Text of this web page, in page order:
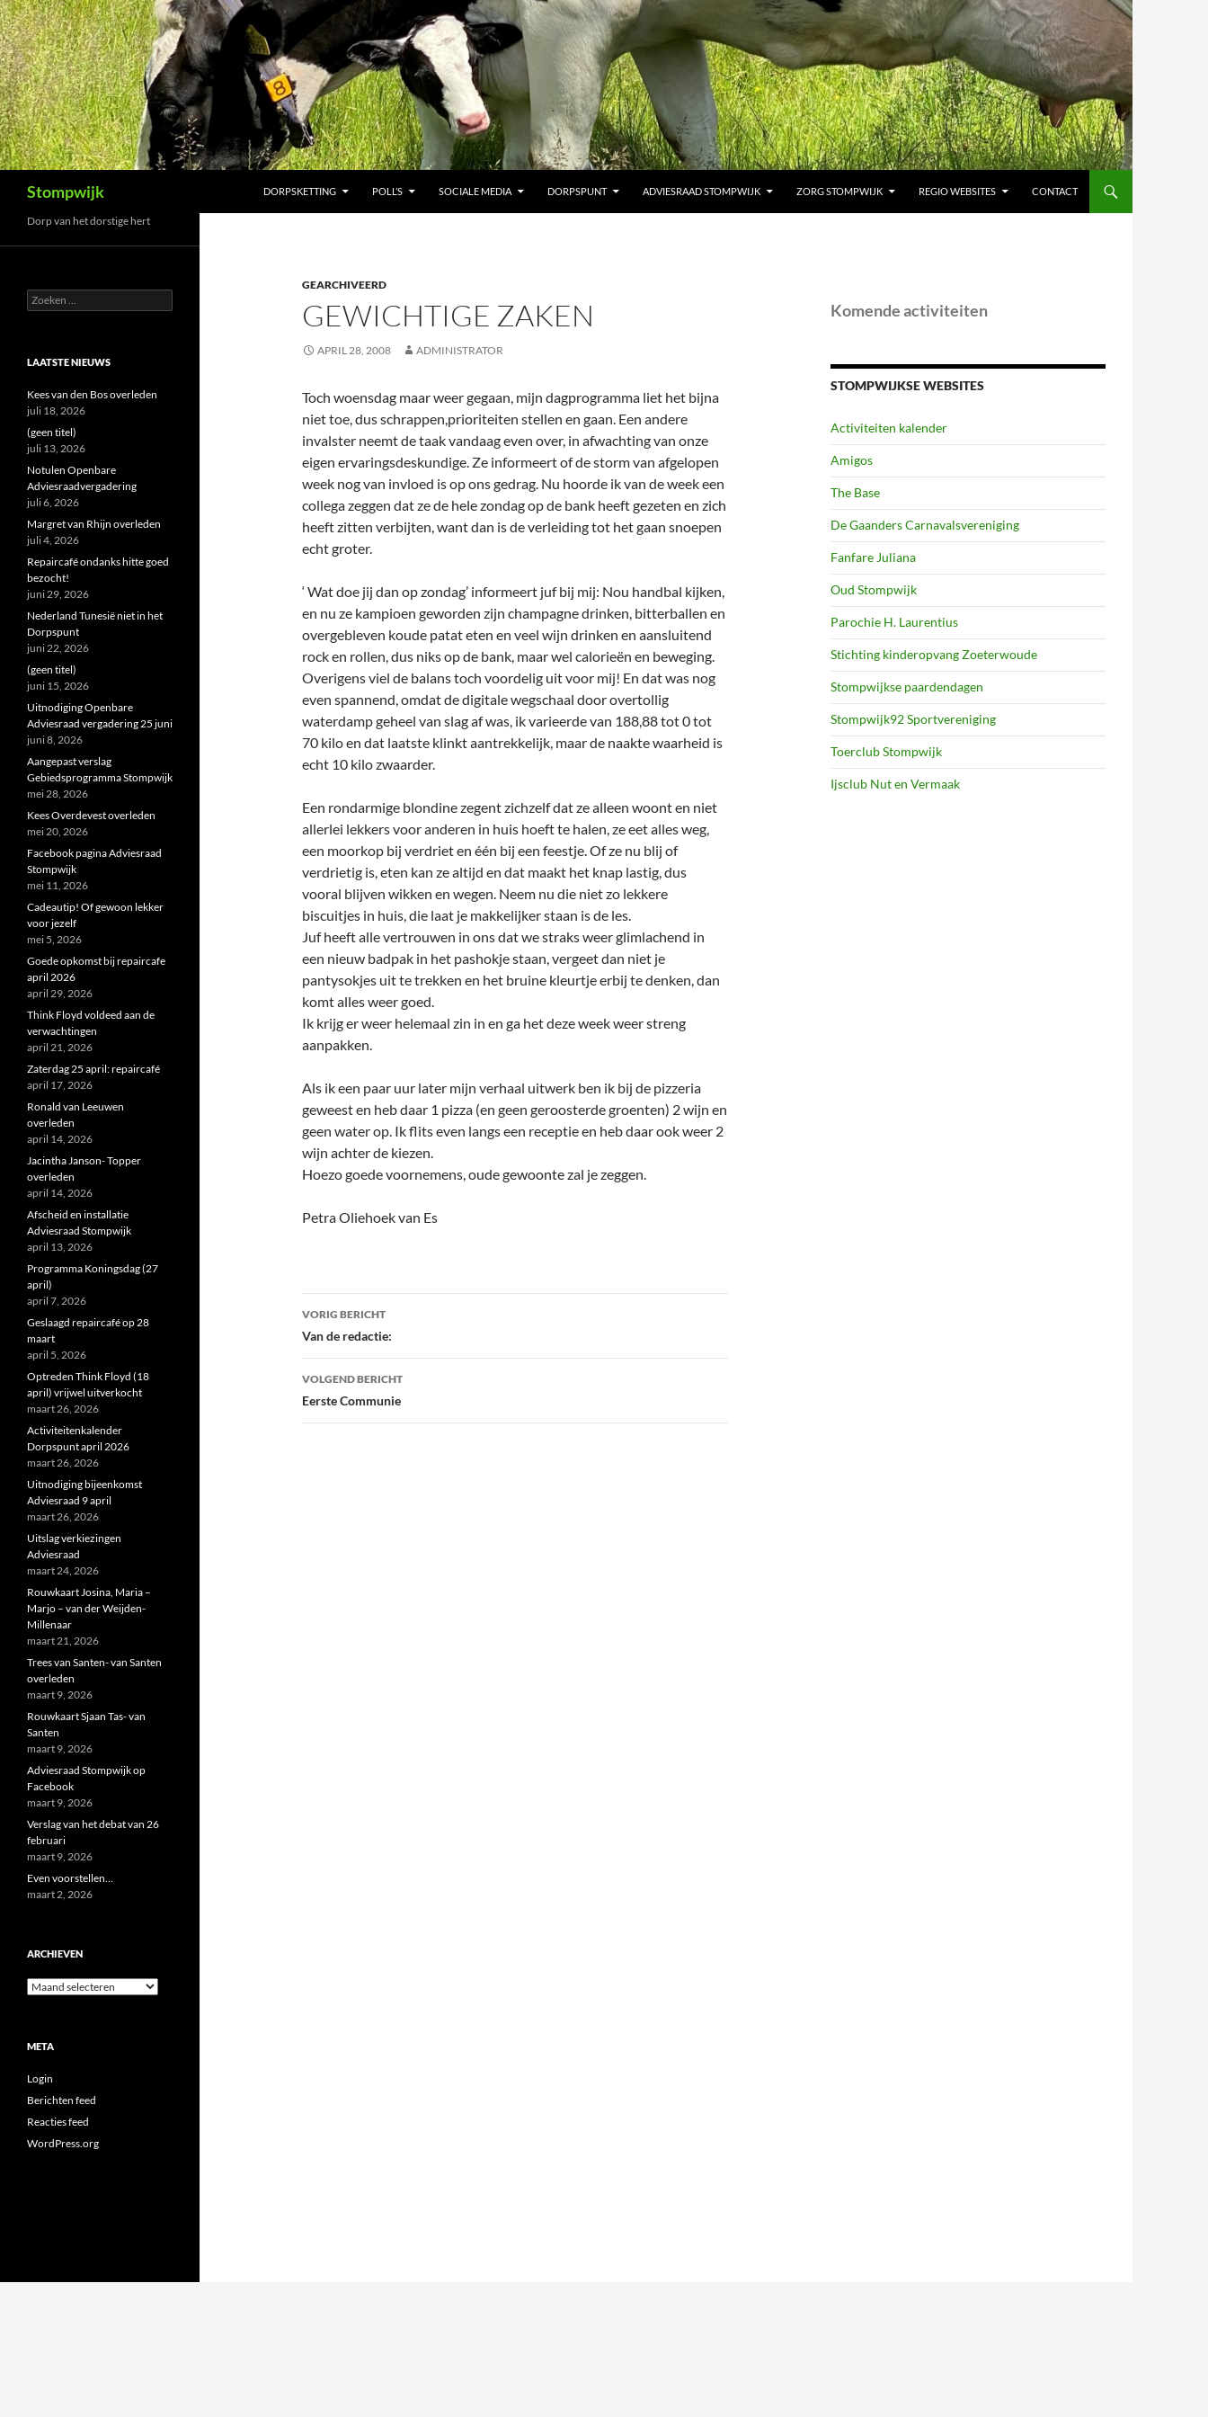
Ga
naar
de
inhoud
Stompwijk DORPSKETTING POLL’S SOCIALE MEDIA DORPSPUNT ADVIESRAAD STOMPWIJK ZORG STOMPWIJK REGIO WEBSITES CONTACT
GEARCHIVEERD
GEWICHTIGE ZAKEN
APRIL 28, 2008 ADMINISTRATOR
Toch woensdag maar weer gegaan, mijn dagprogramma liet het bijna
niet toe, dus schrappen,prioriteiten stellen en gaan. Een andere
invalster neemt de taak vandaag even over, in afwachting van onze
eigen ervaringsdeskundige. Ze informeert of de storm van afgelopen
week nog van invloed is op ons gedrag. Nu hoorde ik van de week een
collega zeggen dat ze de hele zondag op de bank heeft gezeten en zich
heeft zitten verbijten, want dan is de verleiding tot het gaan snoepen
echt groter.
‘ Wat doe jij dan op zondag’ informeert juf bij mij: Nou handbal kijken,
en nu ze kampioen geworden zijn champagne drinken, bitterballen en
overgebleven koude patat eten en veel wijn drinken en aansluitend
rock en rollen, dus niks op de bank, maar wel calorieën en beweging.
Overigens viel de balans toch voordelig uit voor mij! En dat was nog
even spannend, omdat de digitale wegschaal door overtollig
waterdamp geheel van slag af was, ik varieerde van 188,88 tot 0 tot
70 kilo en dat laatste klinkt aantrekkelijk, maar de naakte waarheid is
echt 10 kilo zwaarder.
Een rondarmige blondine zegent zichzelf dat ze alleen woont en niet
allerlei lekkers voor anderen in huis hoeft te halen, ze eet alles weg,
een moorkop bij verdriet en één bij een feestje. Of ze nu blij of
verdrietig is, eten kan ze altijd en dat maakt het knap lastig, dus
vooral blijven wikken en wegen. Neem nu die niet zo lekkere
biscuitjes in huis, die laat je makkelijker staan is de les.
Juf heeft alle vertrouwen in ons dat we straks weer glimlachend in
een nieuw badpak in het pashokje staan, vergeet dan niet je
pantysokjes uit te trekken en het bruine kleurtje erbij te denken, dan
komt alles weer goed.
Ik krijg er weer helemaal zin in en ga het deze week weer streng
aanpakken.
Als ik een paar uur later mijn verhaal uitwerk ben ik bij de pizzeria
geweest en heb daar 1 pizza (en geen geroosterde groenten) 2 wijn en
geen water op. Ik flits even langs een receptie en heb daar ook weer 2
wijn achter de kiezen.
Hoezo goede voornemens, oude gewoonte zal je zeggen.
Petra Oliehoek van Es
Bericht
navigatie
VORIG BERICHT
Van de redactie:
VOLGEND BERICHT
Eerste Communie
Komende activiteiten
STOMPWIJKSE WEBSITES
Activiteiten kalender
Amigos
The Base
De Gaanders Carnavalsvereniging
Fanfare Juliana
Oud Stompwijk
Parochie H. Laurentius
Stichting kinderopvang Zoeterwoude
Stompwijkse paardendagen
Stompwijk92 Sportvereniging
Toerclub Stompwijk
Ijsclub Nut en Vermaak
Dorp van het dorstige hert
Zoeken
naar:
LAATSTE NIEUWS
Kees van den Bos overleden
juli 18, 2026
(geen titel)
juli 13, 2026
Notulen Openbare
Adviesraadvergadering
juli 6, 2026
Margret van Rhijn overleden
juli 4, 2026
Repaircafé ondanks hitte goed
bezocht!
juni 29, 2026
Nederland Tunesië niet in het
Dorpspunt
juni 22, 2026
(geen titel)
juni 15, 2026
Uitnodiging Openbare
Adviesraad vergadering 25 juni
juni 8, 2026
Aangepast verslag
Gebiedsprogramma Stompwijk
mei 28, 2026
Kees Overdevest overleden
mei 20, 2026
Facebook pagina Adviesraad
Stompwijk
mei 11, 2026
Cadeautip! Of gewoon lekker
voor jezelf
mei 5, 2026
Goede opkomst bij repaircafe
april 2026
april 29, 2026
Think Floyd voldeed aan de
verwachtingen
april 21, 2026
Zaterdag 25 april: repaircafé
april 17, 2026
Ronald van Leeuwen
overleden
april 14, 2026
Jacintha Janson- Topper
overleden
april 14, 2026
Afscheid en installatie
Adviesraad Stompwijk
april 13, 2026
Programma Koningsdag (27
april)
april 7, 2026
Geslaagd repaircafé op 28
maart
april 5, 2026
Optreden Think Floyd (18
april) vrijwel uitverkocht
maart 26, 2026
Activiteitenkalender
Dorpspunt april 2026
maart 26, 2026
Uitnodiging bijeenkomst
Adviesraad 9 april
maart 26, 2026
Uitslag verkiezingen
Adviesraad
maart 24, 2026
Rouwkaart Josina, Maria –
Marjo – van der Weijden-
Millenaar
maart 21, 2026
Trees van Santen- van Santen
overleden
maart 9, 2026
Rouwkaart Sjaan Tas- van
Santen
maart 9, 2026
Adviesraad Stompwijk op
Facebook
maart 9, 2026
Verslag van het debat van 26
februari
maart 9, 2026
Even voorstellen…
maart 2, 2026
ARCHIEVEN
Archieven
META
Login
Berichten feed
Reacties feed
WordPress.org